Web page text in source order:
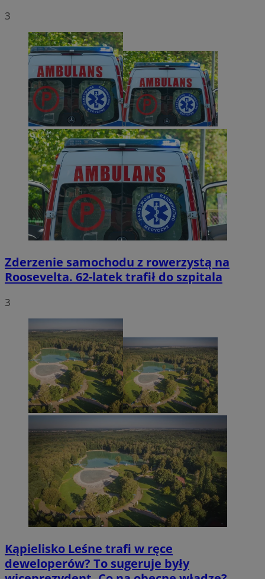
3
Zderzenie samochodu z rowerzystą na
Roosevelta. 62-latek trafił do szpitala
3
Kąpielisko Leśne trafi w ręce
deweloperów? To sugeruje były